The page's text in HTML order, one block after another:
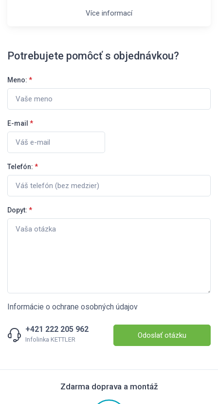
Více informací
Potrebujete pomôcť s objednávkou?
Meno: *
E-mail *
Telefón: *
Dopyt: *
Informácie o ochrane osobných údajov
+421 222 205 962
Infolinka KETTLER Odoslať otázku
Zdarma doprava a montáž